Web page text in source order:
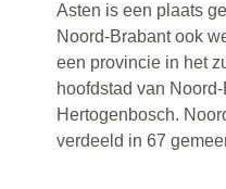
Asten is een plaats
Noord-Brabant ook
een provincie in het
hoofdstad van
Hertogenbosch.
verdeeld in 67